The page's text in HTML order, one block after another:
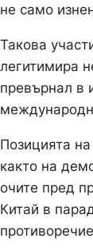
не само
Такова
легитимира
превърнал в
Позицията
както на
очите пред
Китай в